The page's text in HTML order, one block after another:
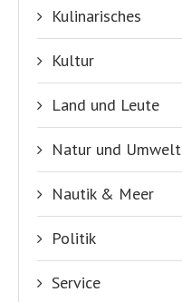
Kulinarisches
Kultur
Land und Leute
Natur und Umwelt
Nautik & Meer
Politik
Service